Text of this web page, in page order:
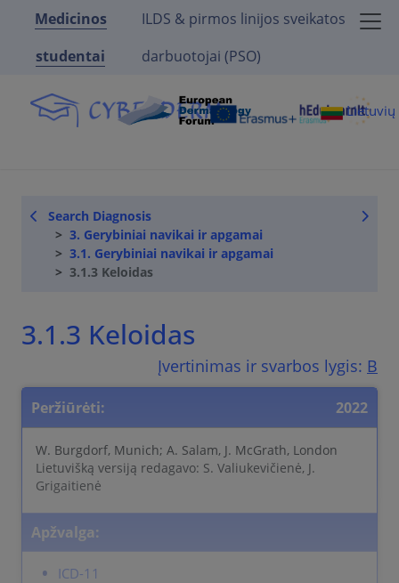
Medicinos
studentai
ILDS & pirmos linijos sveikatos
darbuotojai (PSO)
Lietuvių
Search Diagnosis
3. Gerybiniai navikai ir apgamai
3.1. Gerybiniai navikai ir apgamai
3.1.3 Keloidas
3.1.3 Keloidas
Įvertinimas ir svarbos lygis: B
Peržiūrėti: 2022
W. Burgdorf, Munich; A. Salam, J. McGrath, London
Lietuvišką versiją redagavo: S. Valiukevičienė, J.
Grigaitienė
Apžvalga:
ICD-11